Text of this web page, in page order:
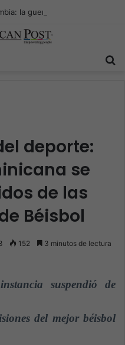
deporte:
se
de las
Béisbol
152 3 minutos de lectura
suspendió de
del mejor béisbol